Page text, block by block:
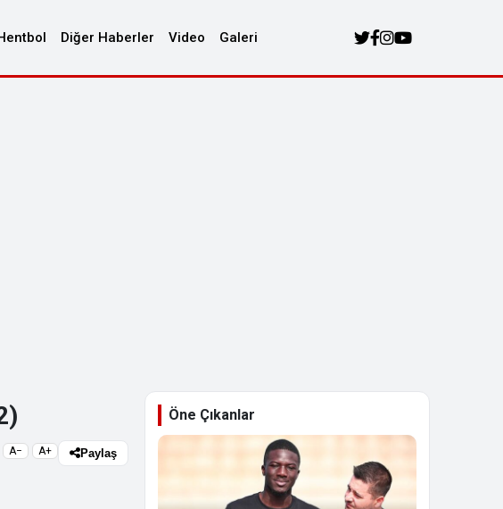
Diğer Haberler Video Galeri
A− A+ Paylaş
Öne Çıkanlar